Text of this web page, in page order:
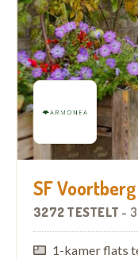
SF Voortberg
3272 TESTELT -
1-kamer flats